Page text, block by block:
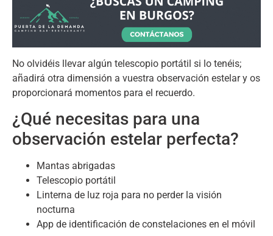
No olvidéis llevar algún telescopio portátil si lo tenéis;
añadirá otra dimensión a vuestra observación estelar y os
proporcionará momentos para el recuerdo.
¿Qué necesitas para una
observación estelar perfecta?
Mantas abrigadas
Telescopio portátil
Linterna de luz roja para no perder la visión
nocturna
App de identificación de constelaciones en el móvil